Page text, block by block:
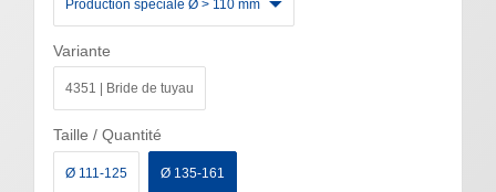
Production spéciale Ø > 110 mm
Variante
4351 | Bride de tuyau
Taille / Quantité
Ø 111-125 Ø 135-161